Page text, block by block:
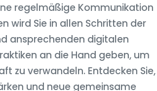
regelmäßige Kommunikation
wird Sie in allen Schritten der
ansprechenden digitalen
an die Hand geben, um
zu verwandeln. Entdecken Sie,
und neue gemeinsame